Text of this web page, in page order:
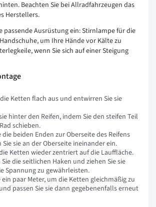
Beachten Sie bei Allradfahrzeugen das
Herstellers.
passende Ausrüstung ein: Stirnlampe für die
um Ihre Hände vor Kälte zu
wenn Sie sich auf einer Steigung
Ketten flach aus und entwirren Sie sie
hinter den Reifen, indem Sie den steifen Teil
schieben.
die beiden Enden zur Oberseite des Reifens
Sie sie an der Oberseite ineinander ein.
Ketten wieder zentriert auf die Lauffläche.
die seitlichen Haken und ziehen Sie sie
Spannung zu gewährleisten.
ein paar Meter, um die Ketten gleichmäßig zu
passen Sie sie dann gegebenenfalls erneut